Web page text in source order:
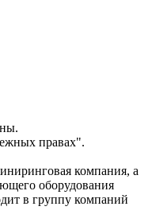
правах".
компания, а
оборудования
в группу компаний